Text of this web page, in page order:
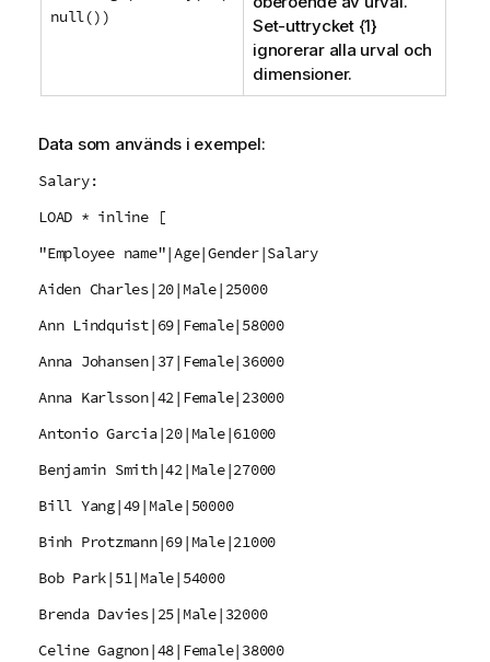
null())
Set-uttrycket {1}
ignorerar alla urval och
dimensioner.
Data som används i exempel:
Salary:
LOAD * inline [
"Employee name"|Age|Gender|Salary
Aiden Charles|20|Male|25000
Ann Lindquist|69|Female|58000
Anna Johansen|37|Female|36000
Anna Karlsson|42|Female|23000
Antonio Garcia|20|Male|61000
Benjamin Smith|42|Male|27000
Bill Yang|49|Male|50000
Binh Protzmann|69|Male|21000
Bob Park|51|Male|54000
Brenda Davies|25|Male|32000
Celine Gagnon|48|Female|38000